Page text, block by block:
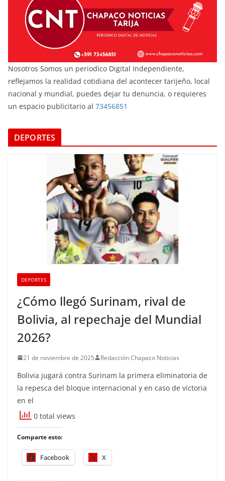
Nosotros Somos un periodico Digital Independiente,
reflejamos la realidad cotidiana del acontecer tarijeño, local
nacional y mundial, puedes dejar tu denuncia, o requieres
un espacio publicitario al 73456851
DEPORTES
DEPORTES
¿Cómo llegó Surinam, rival de
Bolivia, al repechaje del Mundial
2026?
21 de noviembre de 2025 Redacción Chapaco Noticias
Bolivia jugará contra Surinam la primera eliminatoria de
la repesca del bloque internacional y en caso de victoria
en el
0 total views
Comparte esto:
Facebook X